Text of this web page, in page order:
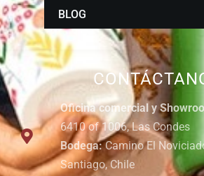
Oficina comercial y
6410 of 1006, Las Condes
Bodega:Camino El
Santiago, Chile
BLOG